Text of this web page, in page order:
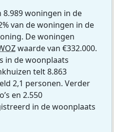
8.989 woningen in de
van de woningen in de
De woningen
waarde van €332.000.
in de woonplaats
telt 8.863
2,1 personen. Verder
en 2.550
in de woonplaats